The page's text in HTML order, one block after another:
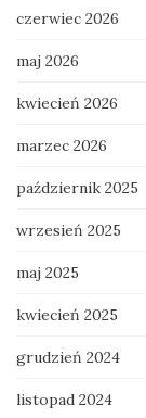
czerwiec 2026
maj 2026
kwiecień 2026
marzec 2026
październik 2025
wrzesień 2025
maj 2025
kwiecień 2025
grudzień 2024
listopad 2024